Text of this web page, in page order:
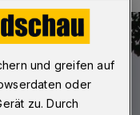
und greifen auf
oder
zu. Durch